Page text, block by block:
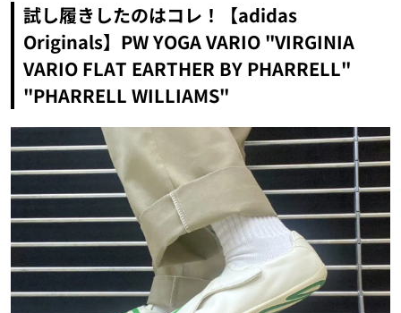
試し履きしたのはコレ！【adidas
Originals】PW YOGA VARIO "VIRGINIA
VARIO FLAT EARTHER BY PHARRELL"
"PHARRELL WILLIAMS"